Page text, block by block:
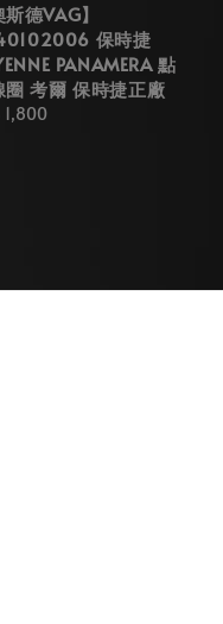
斯德VAG】
保時捷
PANAMERA 點
圈 考爾 保時捷正廠
1,800